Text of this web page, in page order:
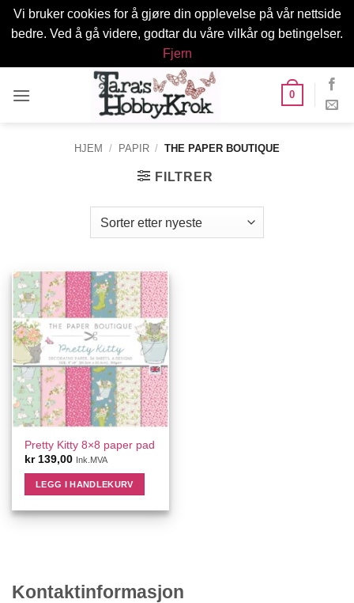
Vi bruker cookies for å gjøre din opplevelse på vår nettside
bedre. Ved å gå videre, godtar du våre vilkår og betingelser.
Fjern
0
HJEM / PAPIR / THE PAPER BOUTIQUE
FILTRER
Pretty Kitty 8×8 paper pad
kr139,00 Ink.MVA
LEGG I HANDLEKURV
Kontaktinformasjon